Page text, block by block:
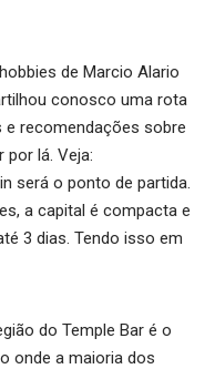
de Marcio Alario
conosco uma rota
e recomendações sobre
por lá. Veja:
será o ponto de partida.
a capital é compacta e
3 dias. Tendo isso em
do Temple Bar é o
onde a maioria dos